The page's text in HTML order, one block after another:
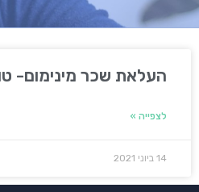
העלאת שכר מינימום-
לצפייה »
14 ביוני 2021